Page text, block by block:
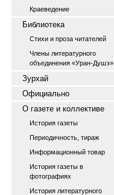
Краеведение
Библиотека
Стихи и проза читателей
Члены литературного
объединения «Уран-Душэ»
Зурхай
Официально
О газете и коллективе
История газеты
Периодичность, тираж
Информационный товар
История газеты в
фотографиях
История литературного